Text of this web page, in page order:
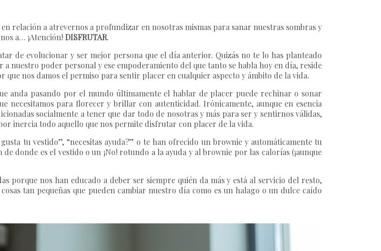
relación a atrevernos a profundizar en nosotras mismas para sanar nuestras sombras y
a… ¡Atención!DISFRUTAR.
de evolucionar y ser mejor persona que el día anterior. Quizás no te lo has planteado
nuestro poder personal y ese empoderamiento del que tanto se habla hoy en día, reside
nos damos el permiso para sentir placer en cualquier aspecto y ámbito de la vida.
anda pasando por el mundo últimamente el hablar de placer puede rechinar o sonar
necesitamos para florecer y brillar con autenticidad. Irónicamente, aunque en esencia
socialmente a tener que dar todo de nosotras y más para ser y sentirnos válidas,
inercia todo aquello que nos permite disfrutar con placer de la vida.
tu vestido”, “necesitas ayuda?” o te han ofrecido un brownie y automáticamente tu
donde es el vestido o un ¡No! rotundo a la ayuda y al brownie por las calorías (¡aunque
porque nos han educado a deber ser siempre quién da más y está al servicio del resto,
tan pequeñas que pueden cambiar nuestro día como es un halago o un dulce caído